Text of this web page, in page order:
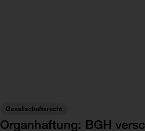
Gesellschaftsrecht
Organhaftung: BGH